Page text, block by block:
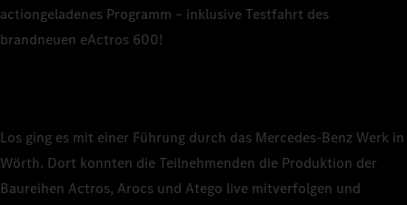
actiongeladenes Programm – inklusive Testfahrt des
brandneuen eActros 600!
Los ging es mit einer Führung durch das Mercedes-Benz Werk in
Wörth. Dort konnten die Teilnehmenden die Produktion der
Baureihen Actros, Arocs und Atego live mitverfolgen und